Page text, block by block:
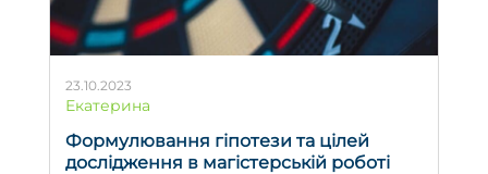
23.10.2023
Екатерина
Формулювання гіпотези та цілей
дослідження в магістерській роботі